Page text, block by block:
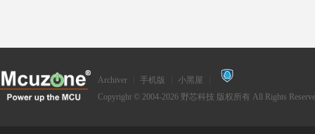
Archiver 手机版 小黑屋
Copyright © 2004-2026 野芯科技 版权所有 All Rights